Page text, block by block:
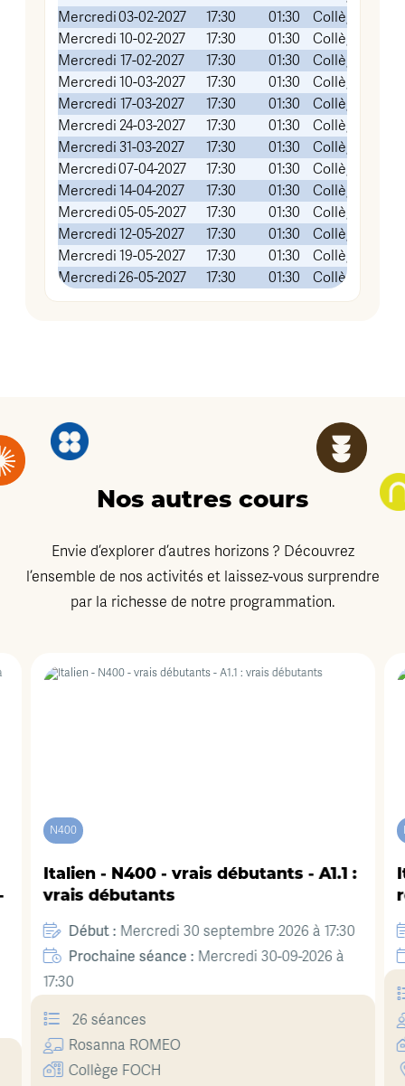
Mercredi03-02-2027 17:30 01:30
Collège
Mercredi 10-02-2027 17:30 01:30
Collège
Mercredi 17-02-2027 17:30 01:30
Collège
Mercredi 10-03-2027 17:30 01:30
Collège
Mercredi 17-03-2027 17:30 01:30
Collège
Mercredi 24-03-2027 17:30 01:30
Collège
Mercredi 31-03-2027 17:30 01:30
Collège
Mercredi07-04-2027 17:30 01:30
Collège
Mercredi 14-04-2027 17:30 01:30
Collège
Mercredi05-05-2027 17:30 01:30
Collège
Mercredi 12-05-2027 17:30 01:30
Collège
Mercredi 19-05-2027 17:30 01:30
Collège
Mercredi 26-05-2027 17:30 01:30 Collège
Nos autres cours
Envie d’explorer d’autres horizons ? Découvrez
l’ensemble de nos activités et laissez-vous surprendre
par la richesse de notre programmation.
N400
Italien - N400 - vrais débutants - A1.1 :
vrais débutants
Début : Mercredi 30 septembre 2026 à 17:30
Prochaine séance : Mercredi 30-09-2026 à
17:30
26 séances
Rosanna ROMEO
Collège FOCH